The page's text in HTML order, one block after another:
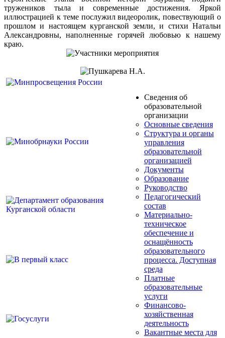
тружеников тыла и современные достижения. Яркой
иллюстрацией к теме послужил видеоролик, повествующий о
прошлом и настоящем курганской земли, и стихи Натальи
Александровны, наполненные горячей любовью к нашему
краю.
Сведения об
образовательной
организации
Основные сведения
Структура и органы
управления
образовательной
организацией
Документы
Образование
Руководство
Педагогический
состав
Материально-
техническое
обеспечение и
оснащённость
образовательного
процесса. Доступная
среда
Платные
образовательные
услуги
Финансово-
хозяйственная
деятельность
Вакантные места для